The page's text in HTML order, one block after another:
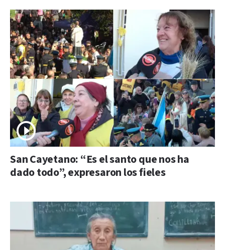
San Cayetano: “Es el santo que nos ha
dado todo”, expresaron los fieles